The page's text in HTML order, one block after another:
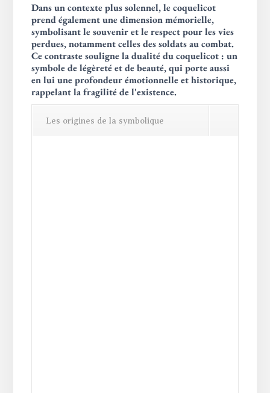
Dans un contexte plus solennel, le coquelicot
prend également une dimension mémorielle,
symbolisant le souvenir et le respect pour les vies
perdues, notamment celles des soldats au combat.
Ce contraste souligne la dualité du coquelicot : un
symbole de légèreté et de beauté, qui porte aussi
en lui une profondeur émotionnelle et historique,
rappelant la fragilité de l'existence.
Les origines de la symbolique